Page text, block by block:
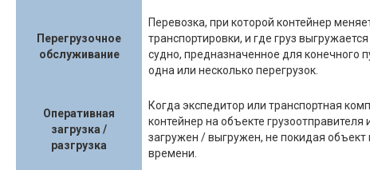
Перегрузочное
обслуживание
Перевозка, при которой контейнер
транспортировки, и где груз
судно, предназначенное для конечного
одна или несколько перегрузок.
Оперативная
загрузка /
разгрузка
Когда экспедитор или транспортная
контейнер на объекте
загружен / выгружен, не покидая объект
времени.